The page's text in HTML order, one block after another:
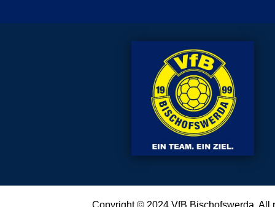
Copyright © 2024 VfB Bischofswerda .